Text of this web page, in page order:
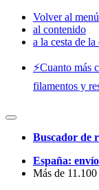
Volver al
al contenido
a la cesta de la
⚡️Cuanto más
filamentos y
Buscador de
España:
Más de